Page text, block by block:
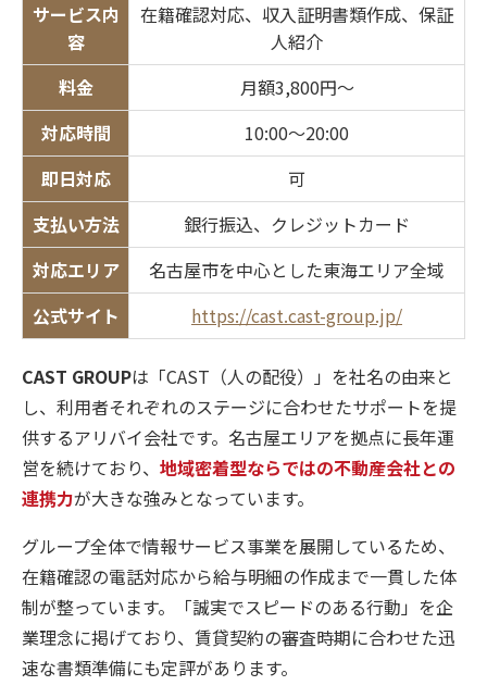
サービス内
容
在籍確認対応、収入証明書類作成、保証
人紹介
料金
月額3,800円〜
対応時間
10:00〜20:00
即日対応
可
支払い方法
銀行振込、クレジットカード
対応エリア
名古屋市を中心とした東海エリア全域
公式サイト
https://cast.cast-group.jp/
CAST GROUPは「CAST（人の配役）」を社名の由来と
し、利用者それぞれのステージに合わせたサポートを提
供するアリバイ会社です。名古屋エリアを拠点に長年運
営を続けており、 地域密着型ならではの不動産会社との
連携力が大きな強みとなっています。
グループ全体で情報サービス事業を展開しているため、
在籍確認の電話対応から給与明細の作成まで一貫した体
制が整っています。「誠実でスピードのある行動」を企
業理念に掲げており、賃貸契約の審査時期に合わせた迅
速な書類準備にも定評があります。